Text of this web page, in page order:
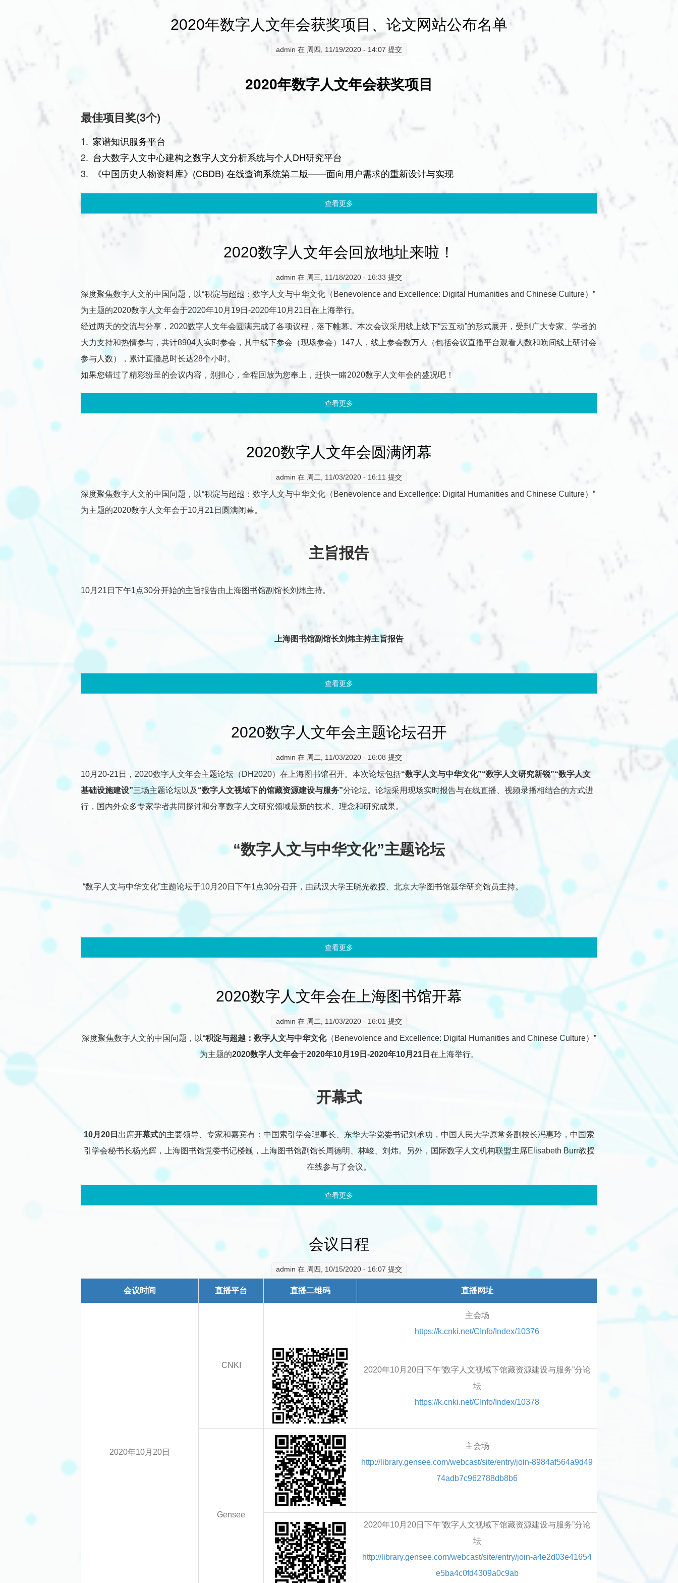
2020年数字人文年会获奖项目、论文网站公布名单
admin 在 周四, 11/19/2020 - 14:07 提交
2020年数字人文年会获奖项目
最佳项目奖(3个)
家谱知识服务平台
台大数字人文中心建构之数字人文分析系统与个人DH研究平台
《中国历史人物资料库》(CBDB) 在线查询系统第二版——面向用户需求的重新设计与实现
查看更多
2020数字人文年会回放地址来啦！
admin 在 周三, 11/18/2020 - 16:33 提交
深度聚焦数字人文的中国问题，以“积淀与超越：数字人文与中华文化（Benevolence and Excellence: Digital Humanities and Chinese Culture）”
为主题的2020数字人文年会于2020年10月19日-2020年10月21日在上海举行。
经过两天的交流与分享，2020数字人文年会圆满完成了各项议程，落下帷幕。本次会议采用线上线下“云互动”的形式展开，受到广大专家、学者的
大力支持和热情参与，共计8904人实时参会，其中线下参会（现场参会）147人，线上参会数万人（包括会议直播平台观看人数和晚间线上研讨会
参与人数），累计直播总时长达28个小时。
如果您错过了精彩纷呈的会议内容，别担心，全程回放为您奉上，赶快一睹2020数字人文年会的盛况吧！
查看更多
2020数字人文年会圆满闭幕
admin 在 周二, 11/03/2020 - 16:11 提交
深度聚焦数字人文的中国问题，以“积淀与超越：数字人文与中华文化（Benevolence and Excellence: Digital Humanities and Chinese Culture）”
为主题的2020数字人文年会于10月21日圆满闭幕。
主旨报告
10月21日下午1点30分开始的主旨报告由上海图书馆副馆长刘炜主持。
上海图书馆副馆长刘炜主持主旨报告
查看更多
2020数字人文年会主题论坛召开
admin 在 周二, 11/03/2020 - 16:08 提交
10月20-21日，2020数字人文年会主题论坛（DH2020）在上海图书馆召开。本次论坛包括“数字人文与中华文化”“数字人文研究新锐”“数字人文
基础设施建设”三场主题论坛以及 “数字人文视域下的馆藏资源建设与服务”分论坛。论坛采用现场实时报告与在线直播、视频录播相结合的方式进
行，国内外众多专家学者共同探讨和分享数字人文研究领域最新的技术、理念和研究成果。
“数字人文与中华文化”主题论坛
“数字人文与中华文化”主题论坛于10月20日下午1点30分召开，由武汉大学王晓光教授、北京大学图书馆聂华研究馆员主持。
查看更多
2020数字人文年会在上海图书馆开幕
admin 在 周二, 11/03/2020 - 16:01 提交
深度聚焦数字人文的中国问题，以“积淀与超越：数字人文与中华文化（Benevolence and Excellence: Digital Humanities and Chinese Culture）”
为主题的2020数字人文年会于2020年10月19日-2020年10月21日 在上海举行。
开幕式
10月20日 出席开幕式的主要领导、专家和嘉宾有：中国索引学会理事长、东华大学党委书记刘承功，中国人民大学原常务副校长冯惠玲，中国索
引学会秘书长杨光辉，上海图书馆党委书记楼巍，上海图书馆副馆长周德明、林峻、刘炜。另外，国际数字人文机构联盟主席Elisabeth Burr教授
在线参与了会议。
查看更多
会议日程
admin 在 周四, 10/15/2020 - 16:07 提交
会议时间 直播平台 直播二维码 直播网址
2020年10月20日
CNKI
主会场
https://k.cnki.net/CInfo/Index/10376
2020年10月20日下午“数字人文视域下馆藏资源建设与服务”分论
坛
https://k.cnki.net/CInfo/Index/10378
Gensee
主会场
http://library.gensee.com/webcast/site/entry/join-8984af564a9d49
74adb7c962788db8b6
2020年10月20日下午“数字人文视域下馆藏资源建设与服务”分论
坛
http://library.gensee.com/webcast/site/entry/join-a4e2d03e41654
e5ba4c0fd4309a0c9ab